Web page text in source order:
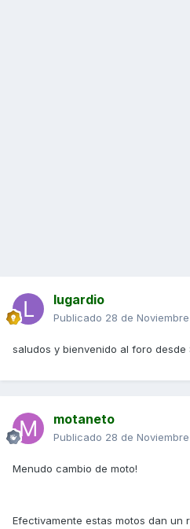
lugardio
Publicado 28 de
saludos y bienvenido al foro desde
motaneto
Publicado 28 de
Menudo cambio de moto!
Efectivamente estas motos dan un